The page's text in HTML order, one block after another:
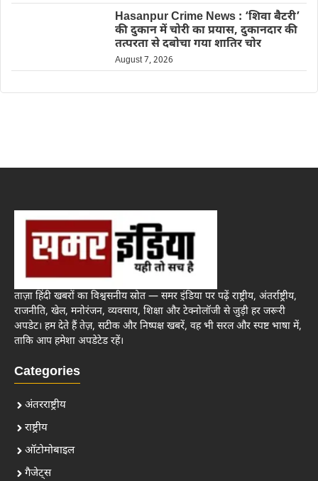
Hasanpur Crime News : ‘शिवा बैटरी’
की दुकान में चोरी का प्रयास, दुकानदार की
तत्परता से दबोचा गया शातिर चोर
August 7, 2026
ताज़ा हिंदी खबरों का विश्वसनीय स्रोत — समर इंडिया पर पढ़ें राष्ट्रीय, अंतर्राष्ट्रीय,
राजनीति, खेल, मनोरंजन, व्यवसाय, शिक्षा और टेक्नोलॉजी से जुड़ी हर जरूरी
अपडेट। हम देते हैं तेज़, सटीक और निष्पक्ष खबरें, वह भी सरल और स्पष्ट भाषा में,
ताकि आप हमेशा अपडेटेड रहें।
Categories
अंतरराष्ट्रीय
राष्ट्रीय
ऑटोमोबाइल
गैजेट्स